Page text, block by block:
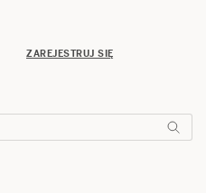
ZAREJESTRUJ SIĘ